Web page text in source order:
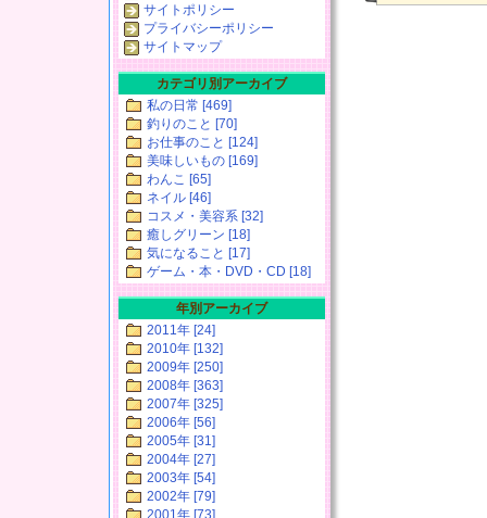
サイトポリシー
プライバシーポリシー
サイトマップ
カテゴリ別アーカイブ
私の日常 [469]
釣りのこと [70]
お仕事のこと [124]
美味しいもの [169]
わんこ [65]
ネイル [46]
コスメ・美容系 [32]
癒しグリーン [18]
気になること [17]
ゲーム・本・DVD・CD [18]
年別アーカイブ
2011年 [24]
2010年 [132]
2009年 [250]
2008年 [363]
2007年 [325]
2006年 [56]
2005年 [31]
2004年 [27]
2003年 [54]
2002年 [79]
2001年 [73]